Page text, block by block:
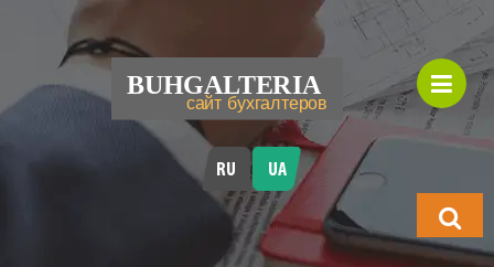
RU UA